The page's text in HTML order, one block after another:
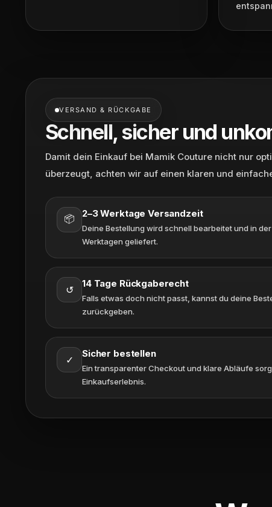
VERSAND & RÜCKGABE
Schnell, sicher und
Damit dein Einkauf bei Mamik Couture nicht nur
überzeugt, achten wir auf einen klaren und
📦 2–3 Werktage Versandzeit
Deine Bestellung wird schnell bearbeitet und in
Werktagen geliefert.
↺
14 Tage Rückgaberecht
Falls etwas doch nicht passt, kannst du deine
zurückgeben.
✓
Sicher bestellen
Ein transparenter Checkout und klare Abläufe
Einkaufserlebnis.